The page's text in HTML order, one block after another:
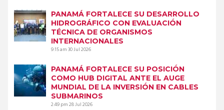
PANAMÁ FORTALECE SU DESARROLLO
HIDROGRÁFICO CON EVALUACIÓN
TÉCNICA DE ORGANISMOS
INTERNACIONALES
9:15 am30 Jul 2026
PANAMÁ FORTALECE SU POSICIÓN
COMO HUB DIGITAL ANTE EL AUGE
MUNDIAL DE LA INVERSIÓN EN CABLES
SUBMARINOS
2:49 pm28 Jul 2026